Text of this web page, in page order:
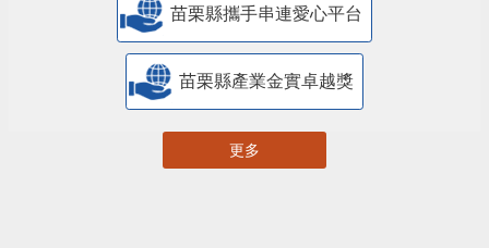
苗栗縣攜手串連愛心平台
苗栗縣產業金實卓越獎
更多